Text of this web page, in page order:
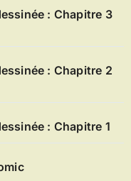
: Chapitre 3
: Chapitre 2
: Chapitre 1